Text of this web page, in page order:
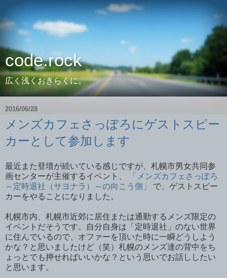
code.rock
広く浅くおきらくに。
2016/06/28
メンズカフェさっぽろにゲストスピー
カーとして参加します
最近また登壇が続いている感じですが、札幌市男女共同参
画センターが主催するイベント、
「メンズカフェさっぽろ
～定時退社（サヨナラ）～の向こう側」
で、ゲストスピー
カーをやることになりました。
札幌市内、札幌市近郊に居住または通勤するメンズ限定の
イベントだそうです。自分自身は「定時退社」のない世界
に住んでいるので、オファーを頂いた時に一瞬どうしよう
かな？と思いましたけど（笑）札幌のメンズ達の背中をち
ょっとでも押せればいいかな？という思いでお話ししたい
と思います。